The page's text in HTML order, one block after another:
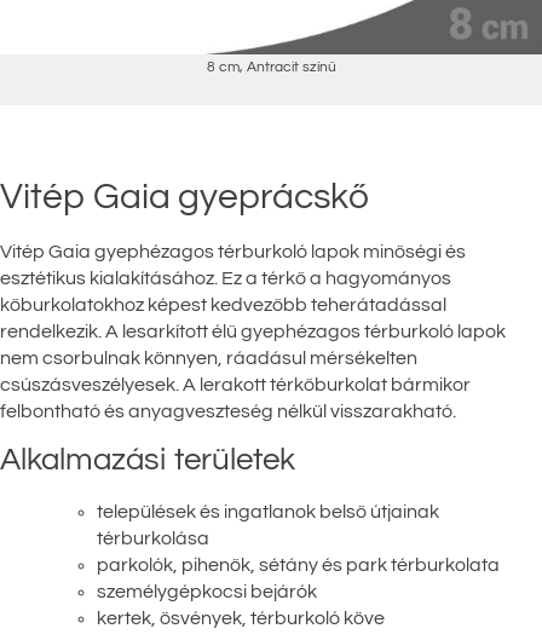
8 cm, Antracit színű
Vitép Gaia gyeprácskő
Vitép Gaia gyephézagos térburkoló lapok minőségi és
esztétikus kialakításához. Ez a térkő a hagyományos
kőburkolatokhoz képest kedvezőbb teherátadással
rendelkezik. A lesarkított élű gyephézagos térburkoló lapok
nem csorbulnak könnyen, ráadásul mérsékelten
csúszásveszélyesek. A lerakott térkőburkolat bármikor
felbontható és anyagveszteség nélkül visszarakható.
Alkalmazási területek
települések és ingatlanok belső útjainak
térburkolása
parkolók, pihenők, sétány és park térburkolata
személygépkocsi bejárók
kertek, ösvények, térburkoló köve